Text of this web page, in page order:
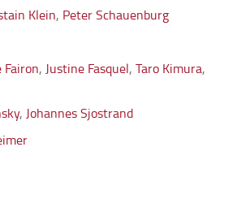
Klein, Peter Schauenburg
Fairon, Justine Fasquel, Taro Kimura,
, Johannes Sjostrand